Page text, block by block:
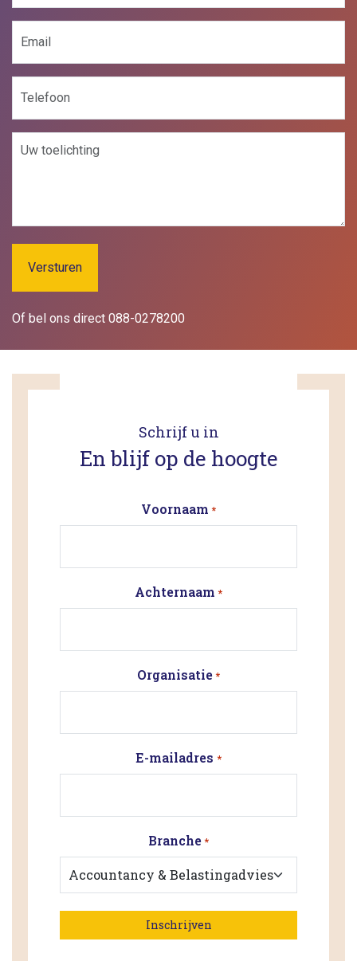
mailadres
(Vereist)
Of bel ons direct 088-0278200
Schrijf u in
En blijf op de hoogte
Voornaam *
Achternaam *
Organisatie*
E-mailadres *
Branche*